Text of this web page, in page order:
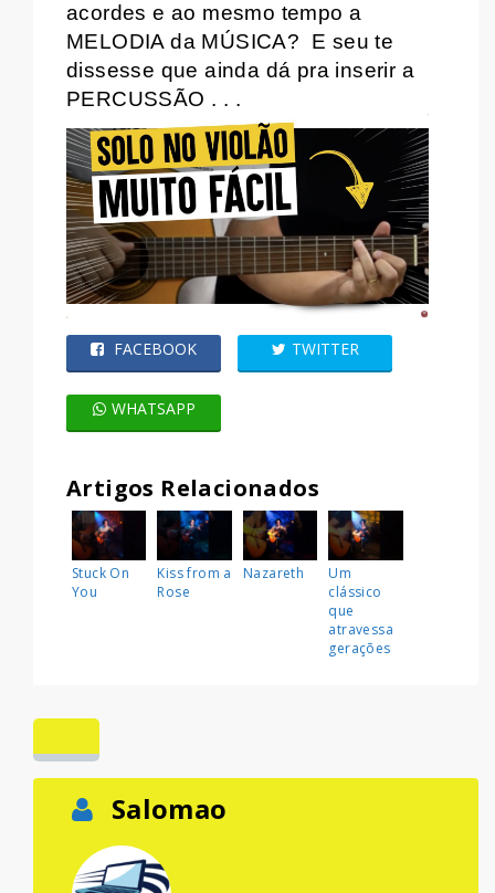
acordes e ao mesmo tempo a
MELODIA da MÚSICA? E seu te
dissesse que ainda dá pra inserir a
PERCUSSÃO . . .
FACEBOOK TWITTER
WHATSAPP
Artigos Relacionados
Stuck On
You
Kiss from a
Rose
Nazareth
Um
clássico
que
atravessa
gerações
Salomao